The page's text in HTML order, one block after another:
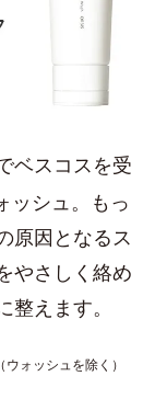
ベスコスを受
ッシュ。もっ
原因となるス
やさしく絡め
えます。
ォッシュを除く）